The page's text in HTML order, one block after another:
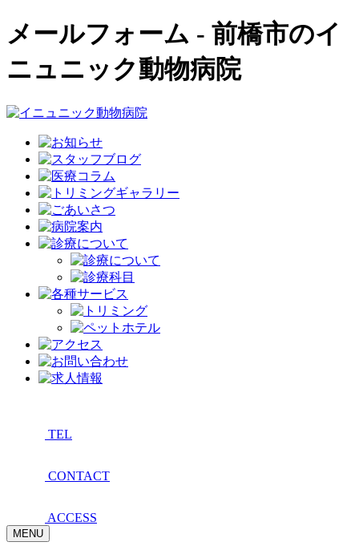
メールフォーム - 前橋市のイ
ニュニック動物病院
TEL
CONTACT
ACCESS
MENU